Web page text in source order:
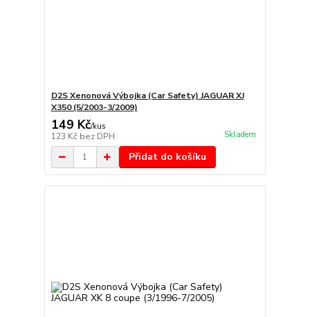
D2S Xenonová Výbojka (Car Safety) JAGUAR XJ
X350 (5/2003-3/2009)
149 Kč/kus
123 Kč bez DPH Skladem
Přidat do košíku